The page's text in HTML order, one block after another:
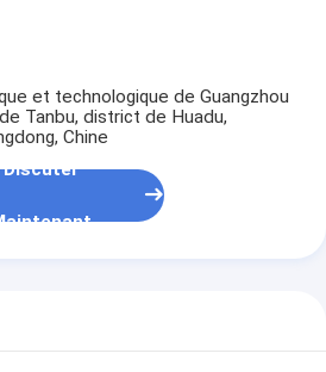
et technologique de Guangzhou
Tanbu, district de Huadu,
Chine
Discuter